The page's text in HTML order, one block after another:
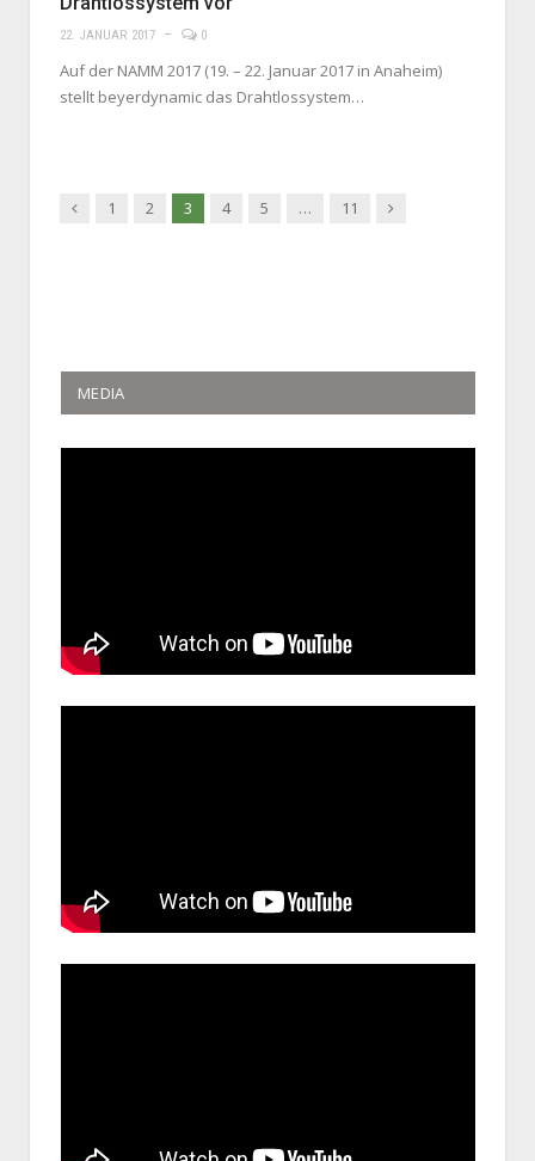
22. JANUAR 2017 0
Auf der NAMM 2017 (19. – 22. Januar 2017 in Anaheim)
stellt beyerdynamic das Drahtlossystem…
Previous
1 2 3 4 5 … 11 Next
MEDIA